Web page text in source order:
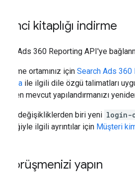
kitaplığı indirme
Ads 360 Reporting API'ye
ortamınız için Search Ads 360
ile ilgili dile özgü talimatları
mevcut yapılandırmanızı
değişikliklerden biri yeni login-
ilgili ayrıntılar için Müşteri
görüşmenizi yapın